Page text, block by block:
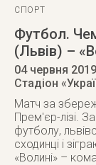
СПОРТ
Футбол.
(Львів) –
04 червня 2019
Стадіон
Матч за
Прем'єр-лізі.
футболу,
сходинці і
«Волині» –